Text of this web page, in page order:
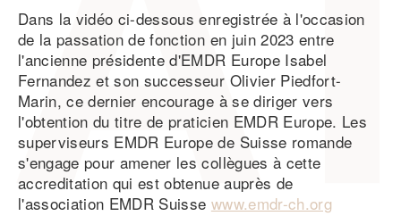
Dans la vidéo ci-dessous enregistrée à l'occasion
de la passation de fonction en juin 2023 entre
l'ancienne présidente d'EMDR Europe Isabel
Fernandez et son successeur Olivier Piedfort-
Marin, ce dernier encourage à se diriger vers
l'obtention du titre de praticien EMDR Europe. Les
superviseurs EMDR Europe de Suisse romande
s'engage pour amener les collègues à cette
accreditation qui est obtenue auprès de
l'association EMDR Suisse www.emdr-ch.org